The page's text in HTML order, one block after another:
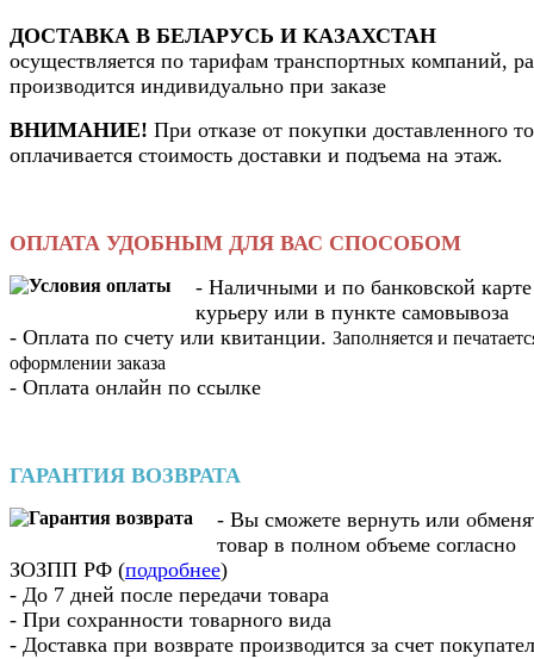
ДОСТАВКА В БЕЛАРУСЬ И КАЗАХСТАН
осуществляется по тарифам транспортных компаний,
производится индивидуально при заказе
ВНИМАНИЕ! При отказе от покупки доставленного
оплачивается стоимость доставки и подъема на этаж.
ОПЛАТА УДОБНЫМ ДЛЯ ВАС СПОСОБОМ
- Наличными и по банковской карте
курьеру или в пункте самовывоза
- Оплата по счету или квитанции. Заполняется и
оформлении заказа
- Оплата онлайн по ссылке
ГАРАНТИЯ ВОЗВРАТА
- Вы cможете вернуть или
товар в полном объеме согласно
ЗОЗПП РФ (подробнее)
- До 7 дней после передачи товара
- При сохранности товарного вида
- Доставка при возврате производится за счет